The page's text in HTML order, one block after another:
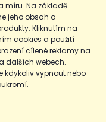
Nastavení cookies
s.r.o.
míru. Na základě
jeho obsah a
Kliknutím na
cookies a použití
cílené reklamy na
dalších webech.
kdykoliv vypnout nebo